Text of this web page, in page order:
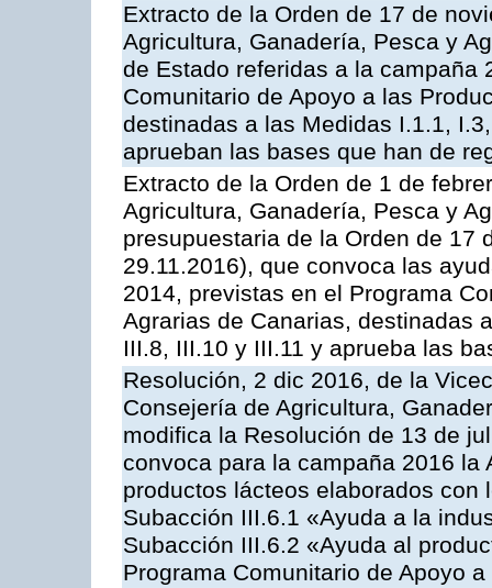
Extracto de la Orden de 17 de
Agricultura, Ganadería, Pesca y
de Estado referidas a la campaña
Comunitario de Apoyo a las
destinadas a las Medidas I.1.1,
aprueban las bases que han de
Extracto de la Orden de 1 de
Agricultura, Ganadería, Pesca y
presupuestaria de la Orden de 17
29.11.2016), que convoca las
2014, previstas en el Programa
Agrarias de Canarias, destinadas
III.8, III.10 y III.11 y aprueba las
Resolución, 2 dic 2016, de la
Consejería de Agricultura,
modifica la Resolución de 13 de
convoca para la campaña 2016
productos lácteos elaborados
Subacción III.6.1 «Ayuda a la
Subacción III.6.2 «Ayuda al
Programa Comunitario de Apoyo